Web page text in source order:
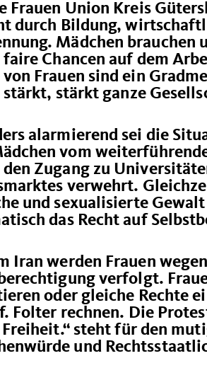
Frauen Union Kreis
durch Bildung,
Mädchen brauchen
faire Chancen auf dem
von Frauen sind ein
stärkt, stärkt ganze
alarmierend sei die
vom
den Zugang zu
verwehrt.
und sexualisierte
das Recht auf
Iran werden Frauen
verfolgt.
oder gleiche Rechte
Folter rechnen. Die
Freiheit.“ steht für den
und